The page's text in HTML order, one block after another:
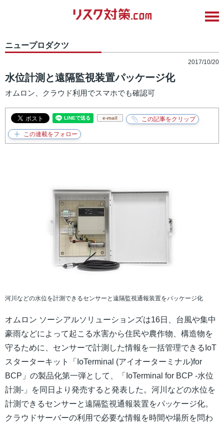
ニュープロダクツ
2017/10/20
水位計測と遠隔監視装置パッケージ化
オムロン、クラウド利用でスマホでも確認可
e-mail
河川などの水位を計測できるセンサーと遠隔監視通報装置をパッケージ化
オムロン ソーシアルソリューションズは16日、台風や集中
豪雨などによって起こる水害から住民や農作物、構造物を
守るために、センサーで計測した情報を一括管理できるIoT
スターターキット「IoTerminal (アイオーターミナル)for
BCP」の製品化第一弾として、「IoTerminal for BCP -水位
計測-」を同日より発売すると発表した。河川などの水位を
計測できるセンサーと遠隔監視通報装置をパッケージ化。
クラウドサーバーの利用で必要な情報を時間や場所を問わ